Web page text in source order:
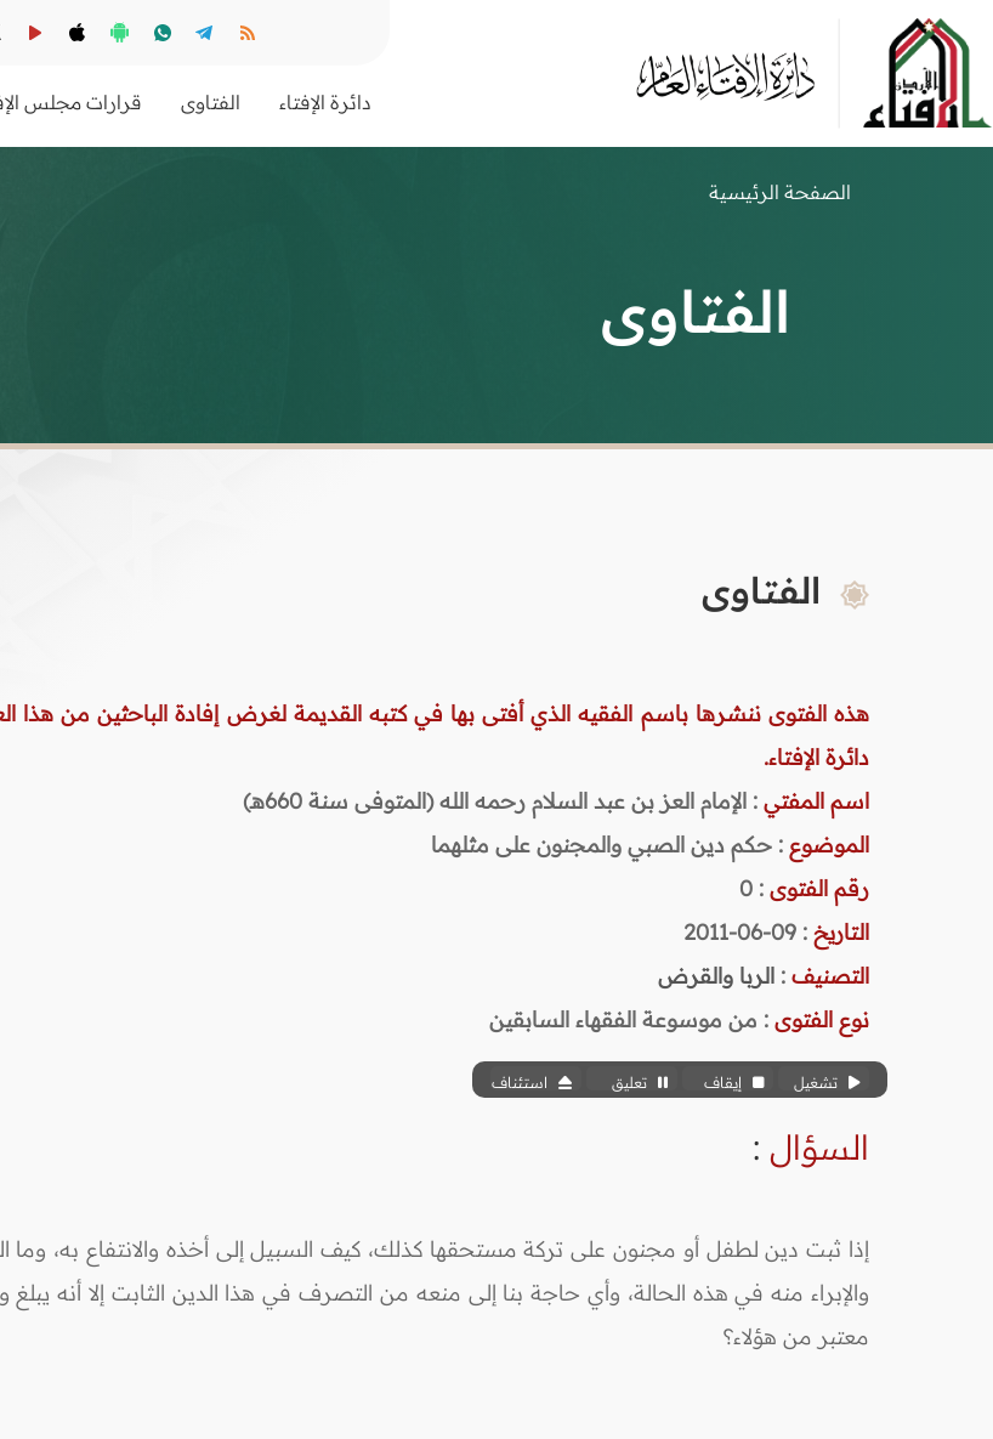
دائرة الإفتاء الفتاوى قرارات مجلس
الصفحة الرئيسية
الفتاوى
الفتاوى
هذه الفتوى ننشرها باسم الفقيه الذي أفتى بها في كتبه القديمة لغرض إفادة الباحثين من هذا
دائرة الإفتاء.
اسم المفتي : الإمام العز بن عبد السلام رحمه الله (المتوفى سنة 660هـ)
الموضوع : حكم دين الصبي والمجنون على مثلهما
رقم الفتوى :
0
التاريخ : 09-06-2011
التصنيف : الربا والقرض
نوع الفتوى : من موسوعة الفقهاء السابقين
تشغيل إيقاف تعليق استئناف
السؤال :
إذا ثبت دين لطفل أو مجنون على تركة مستحقها كذلك، كيف السبيل إلى أخذه والانتفاع به،
والإبراء منه في هذه الحالة، وأي حاجة بنا إلى منعه من التصرف في هذا الدين الثابت إلا أنه
معتبر من هؤلاء؟